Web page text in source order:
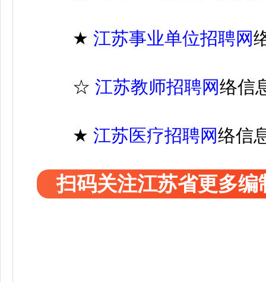
★ 江苏事业单位招聘网
☆ 江苏教师招聘网络信
★ 江苏医疗招聘网络信
扫码关注江苏省更多